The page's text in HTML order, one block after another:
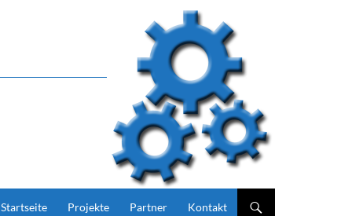
Startseite
Projekte Partner Kontakt